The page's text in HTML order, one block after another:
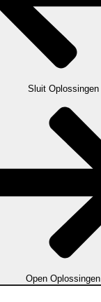
Sluit Oplossingen
Open Oplossingen